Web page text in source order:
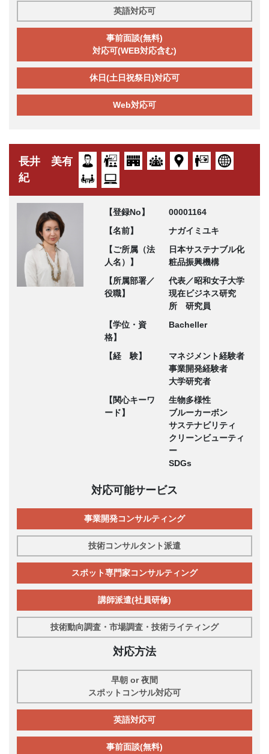
英語対応可
事前面談(無料)
対応可(WEB対応含む)
休日(土日祝祭日)対応可
Web対応可
長井 美有
紀
【登録No】
00001164
【名前】
ナガイミユキ
【ご所属（法
人名）】
日本サステナブル化
粧品振興機構
【所属部署／
役職】
代表／昭和女子大学
現在ビジネス研究
所 研究員
【学位・資
格】
Bacheller
【経 験】
マネジメント経験者
事業開発経験者
大学研究者
【関心キーワ
ード】
生物多様性
ブルーカーボン
サステナビリティ
クリーンビューティ
ー
SDGs
対応可能サービス
事業開発コンサルティング
技術コンサルタント派遣
スポット専門家コンサルティング
講師派遣(社員研修)
技術動向調査・市場調査・技術ライティング
対応方法
早朝 or 夜間
スポットコンサル対応可
英語対応可
事前面談(無料)